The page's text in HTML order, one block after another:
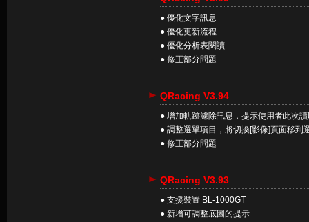
● 優化文字訊息
● 優化更新流程
● 優化分析表閱讀
● 修正部分問題
QRacing V3.94
● 增加軌跡濾除訊息，提示使用者此次
● 調整選單項目，將切換[影像]頁面移到
● 修正部分問題
QRacing V3.93
● 支援裝置 BL-1000GT
● 新增可調整底圖的提示